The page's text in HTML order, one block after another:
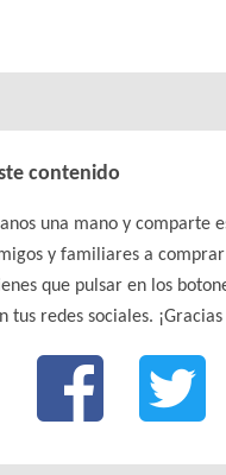
contenido
una mano y comparte
y familiares a
que pulsar en los
tus redes sociales.